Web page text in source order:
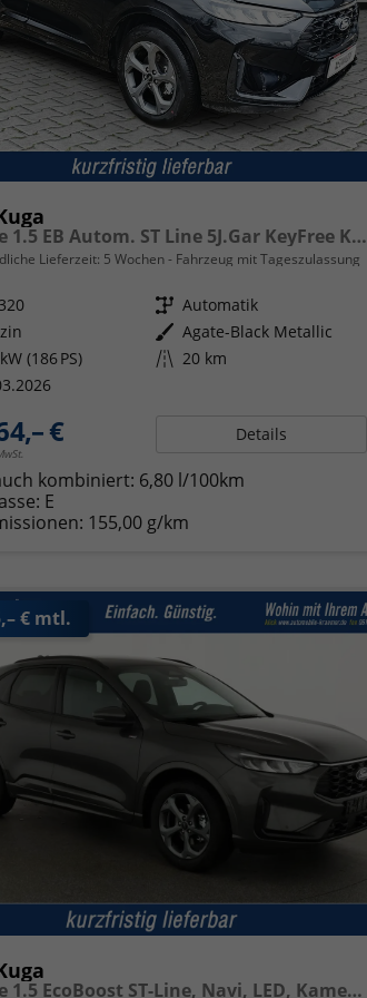
ST-Line 1.5 EB Autom. ST Line 5J.Gar KeyFree Kamera
Lieferzeit: 5 Wochen Fahrzeug mit Tageszulassung
Getriebe Automatik
Außenfarbe Agate-Black Metallic
(186 PS) Kilometerstand 20 km
€ Details
kombiniert: 6,80 l/100km
E
155,00 g/km
€ mtl.
ST-Line 1.5 EcoBoost ST-Line, Navi, LED, Kamera, Winter, FS beheizbar